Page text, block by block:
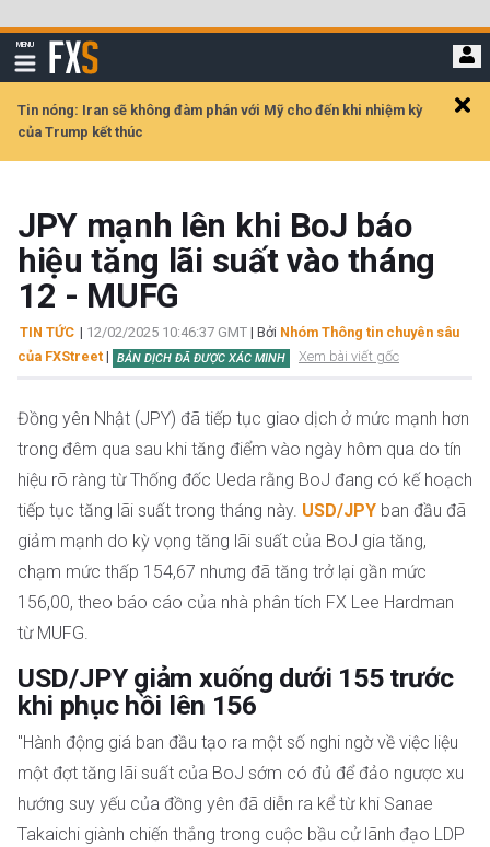
qua
đi
đến
MENU
Hiển
thị
hướng
FXStreet
Tin nóng: Iran sẽ không đàm phán với Mỹ cho đến khi nhiệm kỳ
của Trump kết thúc
JPY mạnh lên khi BoJ báo
hiệu tăng lãi suất vào tháng
12 - MUFG
TIN TỨC | 12/02/2025 10:46:37 GMT | Bởi Nhóm Thông tin chuyên sâu
của FXStreet | BẢN DỊCH ĐÃ ĐƯỢC XÁC MINH Xem bài viết gốc
Đồng yên Nhật (JPY) đã tiếp tục giao dịch ở mức mạnh hơn
trong đêm qua sau khi tăng điểm vào ngày hôm qua do tín
hiệu rõ ràng từ Thống đốc Ueda rằng BoJ đang có kế hoạch
tiếp tục tăng lãi suất trong tháng này. USD/JPY ban đầu đã
giảm mạnh do kỳ vọng tăng lãi suất của BoJ gia tăng,
chạm mức thấp 154,67 nhưng đã tăng trở lại gần mức
156,00, theo báo cáo của nhà phân tích FX Lee Hardman
từ MUFG.
USD/JPY giảm xuống dưới 155 trước
khi phục hồi lên 156
"Hành động giá ban đầu tạo ra một số nghi ngờ về việc liệu
một đợt tăng lãi suất của BoJ sớm có đủ để đảo ngược xu
hướng suy yếu của đồng yên đã diễn ra kể từ khi Sanae
Takaichi giành chiến thắng trong cuộc bầu cử lãnh đạo LDP